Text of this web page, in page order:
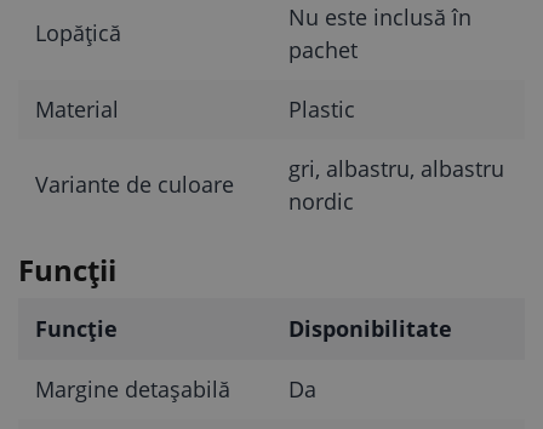
Lopățică
Nu este inclusă în
pachet
Material Plastic
Variante de culoare
gri, albastru, albastru
nordic
Funcții
Funcție Disponibilitate
Margine detașabilă Da